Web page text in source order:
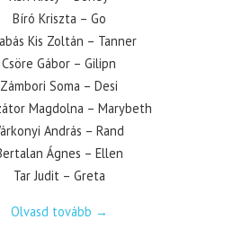
Bíró Kriszta – Go
Kis Zoltán – Tanner
Csöre Gábor – Gilipn
Zámbori Soma – Desi
Magdolna – Marybeth
András – Rand
Ágnes – Ellen
Tar Judit – Greta
Olvasd tovább →